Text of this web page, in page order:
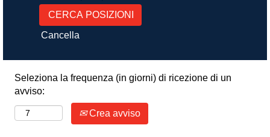
Cancella
Seleziona la frequenza (in giorni) di ricezione di un
avviso:
Crea avviso